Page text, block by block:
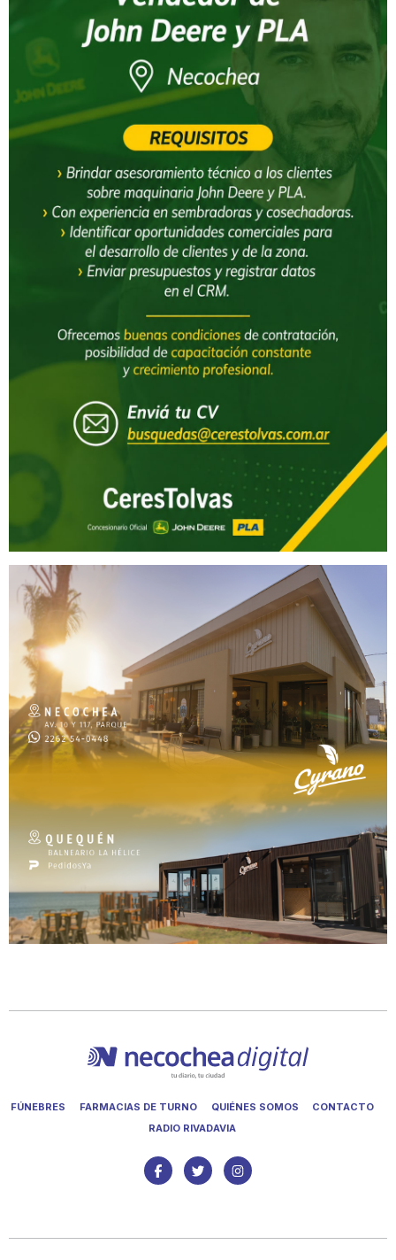
FÚNEBRES FARMACIAS DE TURNO QUIÉNES SOMOS
CONTACTO
RADIO RIVADAVIA